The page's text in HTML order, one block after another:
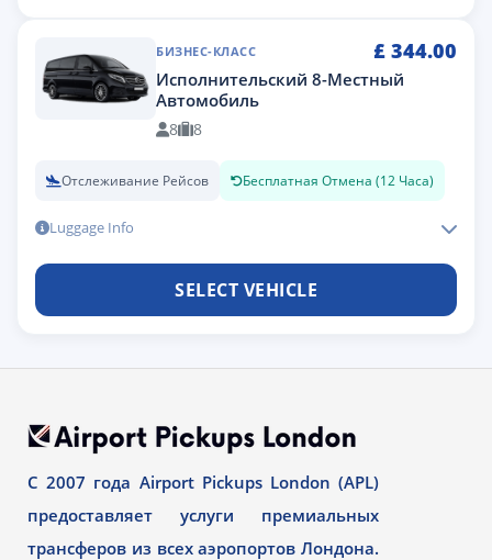
БИЗНЕС-КЛАСС £ 344.00
Исполнительский 8-Местный
Автомобиль
8 8
Отслеживание Рейсов Бесплатная Отмена (12 Часа)
Luggage Info
SELECT VEHICLE
С 2007 года Airport Pickups London (APL)
предоставляет услуги премиальных
трансферов из всех аэропортов Лондона.